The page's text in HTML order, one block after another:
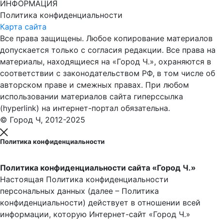
ИНФОРМАЦИЯ
Политика конфиденциальности
Карта сайта
Все права защищены. Любое копирование материалов
допускается только с согласия редакции. Все права на
материалы, находящиеся на «Город Ч.», охраняются в
соответствии с законодательством РФ, в том числе об
авторском праве и смежных правах. При любом
использовании материалов сайта гиперссылка
(hyperlink) на интернет-портал обязательна.
© Город Ч, 2012-2025
Политика конфиденциальности
Политика конфиденциальности сайта «Город Ч.»
Настоящая Политика конфиденциальности
персональных данных (далее – Политика
конфиденциальности) действует в отношении всей
информации, которую Интернет-сайт «Город Ч.»